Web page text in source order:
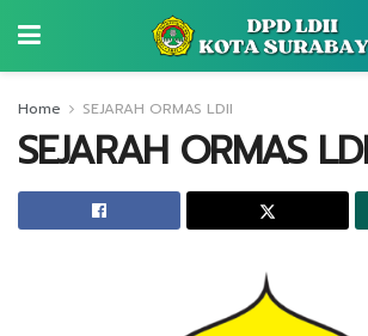
Home SEJARAH ORMAS LDII
SEJARAH ORMAS